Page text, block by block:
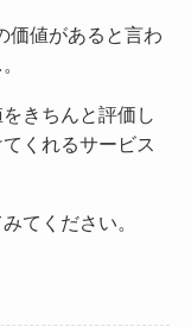
価値があると言わ
きちんと評価し
くれるサービス
てください。